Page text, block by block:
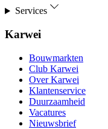
Services
Karwei
Bouwmarkten
Club Karwei
Over Karwei
Klantenservice
Duurzaamheid
Vacatures
Nieuwsbrief